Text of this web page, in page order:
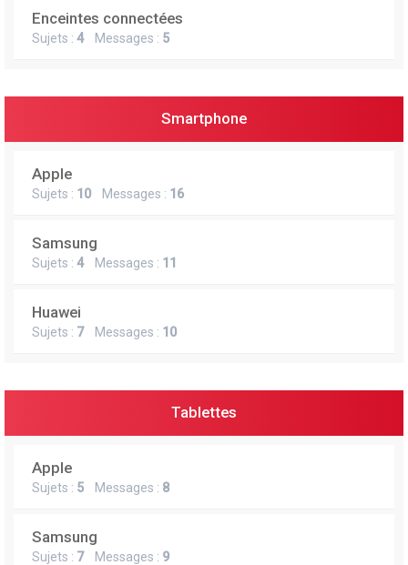
Enceintes connectées
Sujets : 4Messages : 5
Smartphone
Apple
Sujets : 10 Messages : 16
Samsung
Sujets : 4Messages : 11
Huawei
Sujets : 7Messages : 10
Tablettes
Apple
Sujets : 5 Messages : 8
Samsung
Sujets : 7Messages : 9